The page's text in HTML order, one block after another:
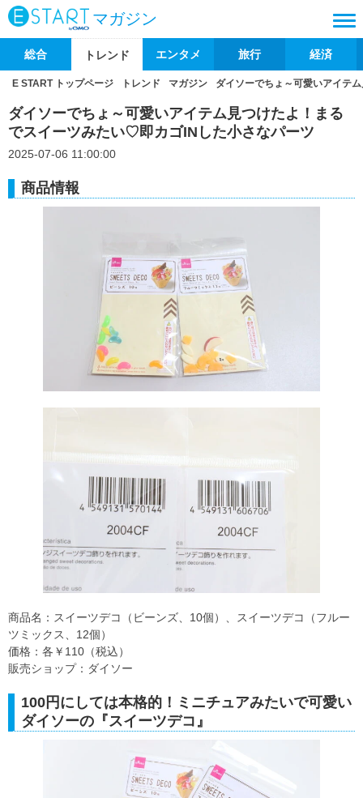
マガジン
総合 トレンド エンタメ 旅行 経済
E START トップページ トレンド マガジン ダイソーでちょ～可愛いアイテ
ダイソーでちょ～可愛いアイテム見つけたよ！まる
でスイーツみたい♡即カゴINした小さなパーツ
2025-07-06 11:00:00
商品情報
商品名：スイーツデコ（ビーンズ、10個）、スイーツデコ（フルー
ツミックス、12個）
価格：各￥110（税込）
販売ショップ：ダイソー
100円にしては本格的！ミニチュアみたいで可愛い
ダイソーの『スイーツデコ』